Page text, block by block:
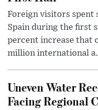
Foreign visitors
Spain during the first
percent increase that
million international
Uneven Water
Facing Regional